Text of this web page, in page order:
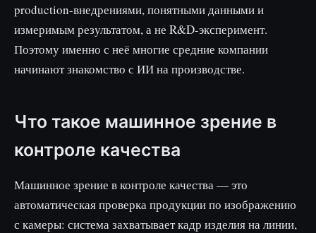
production-внедрениями, понятными данными и
измеримым результатом, а не R&D-эксперимент.
Поэтому именно с неё многие средние компании
начинают знакомство с ИИ на производстве.
Что такое машинное зрение в
контроле качества
Машинное зрение в контроле качества — это
автоматическая проверка продукции по изображению
с камеры: система захватывает кадр изделия на линии,